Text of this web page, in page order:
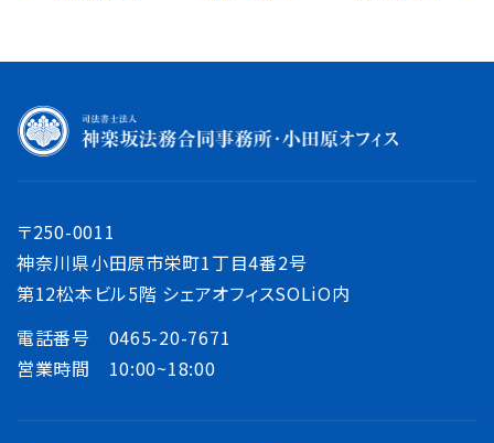
〒250-0011
神奈川県小田原市栄町1丁目4番2号
第12松本ビル5階 シェアオフィスSOLiO内
電話番号 0465-20-7671
営業時間 10:00~18:00